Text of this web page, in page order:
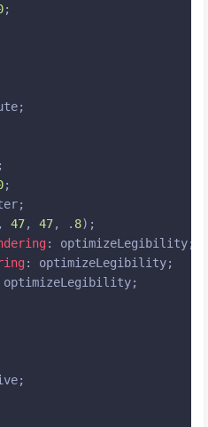
;
;
;
, 47, 47, . 8);
: optimizeLegibility;
: optimizeLegibility;